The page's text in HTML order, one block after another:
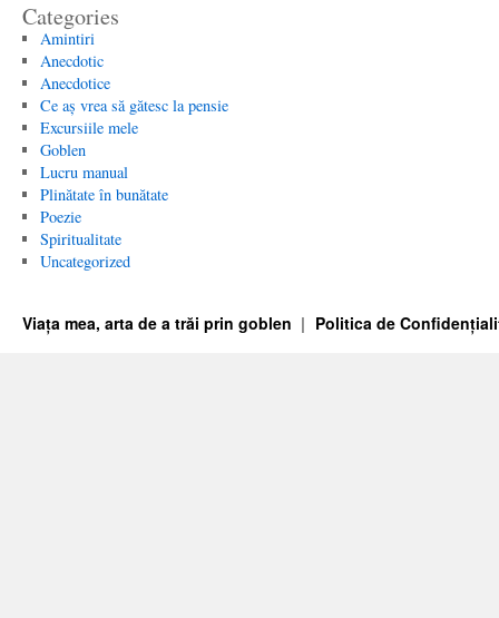
Categories
Amintiri
Anecdotic
Anecdotice
Ce aș vrea să gătesc la pensie
Excursiile mele
Goblen
Lucru manual
Plinătate în bunătate
Poezie
Spiritualitate
Uncategorized
Viața mea, arta de a trăi prin goblen Politica de